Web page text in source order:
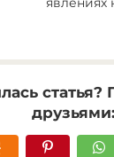
статья?
друзьями: